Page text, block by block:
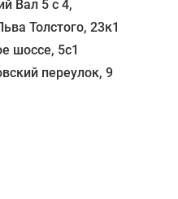
Вал 5 с 4,
Толстого, 23к1
шоссе, 5с1